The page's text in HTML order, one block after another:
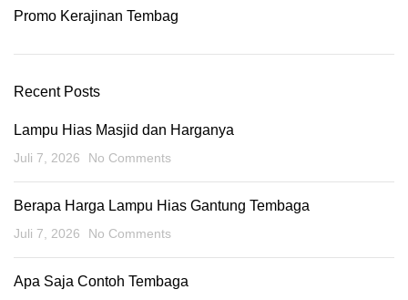
Promo Kerajinan Tembag
Recent Posts
Lampu Hias Masjid dan Harganya
Juli 7, 2026 No Comments
Berapa Harga Lampu Hias Gantung Tembaga
Juli 7, 2026 No Comments
Apa Saja Contoh Tembaga